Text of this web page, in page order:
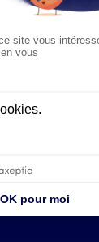
de l'émission